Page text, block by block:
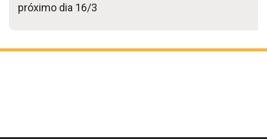
próximo dia 16/3